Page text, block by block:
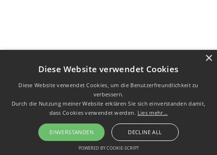
Diese Website verwendet Cookies
Diese Website verwendet Cookies, um die Benutzerfreundlichkeit zu
verbessern.
Durch die Nutzung meiner Website erklären Sie sich einverstanden damit,
dass Cookies verwendet werden. Lies mehr...
EINVERSTANDEN DECLINE ALL
POWERED BY COOKIE-SCRIPT
×